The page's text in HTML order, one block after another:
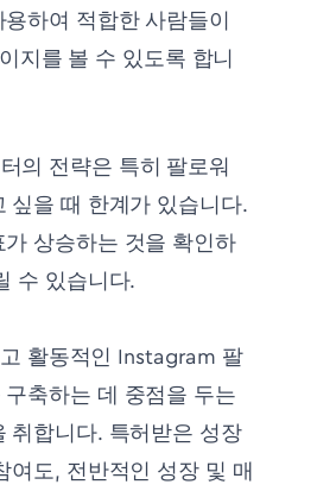
하여 적합한 사람들이
지를 볼 수 있도록 합니
의 전략은 특히 팔로워
싶을 때 한계가 있습니다.
가 상승하는 것을 확인하
수 있습니다.
활동적인 Instagram 팔
축하는 데 중점을 두는
취합니다. 특허받은 성장
여도, 전반적인 성장 및 매